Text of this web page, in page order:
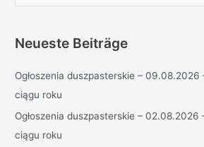
h
n
n
a
c
Neueste Beiträge
Ogłoszenia duszpasterskie – 09.08.2026
ciągu roku
Ogłoszenia duszpasterskie – 02.08.2026
ciągu roku